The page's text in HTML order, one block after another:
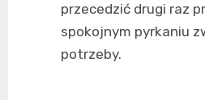
przecedzić drugi raz
spokojnym pyrkaniu
potrzeby.